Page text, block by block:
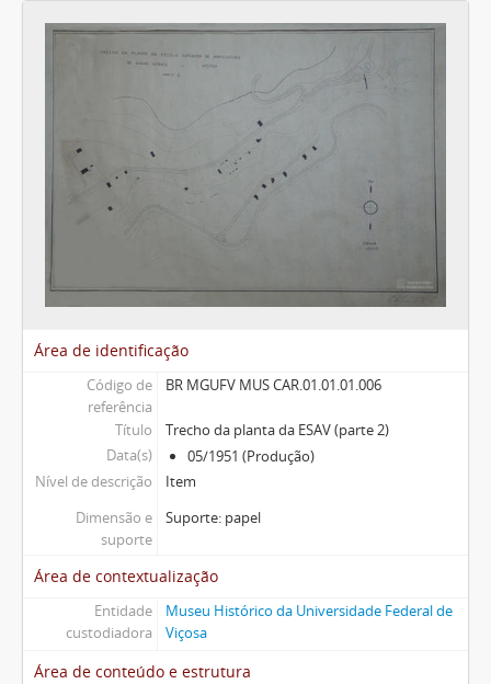
Área de identificação
Código de
referência
BR MGUFV MUS CAR.01.01.01.006
Título
Trecho da planta da ESAV (parte 2)
Data(s)
05/1951 (Produção)
Nível de descrição
Item
Dimensão e
suporte
Suporte: papel
Área de contextualização
Entidade
custodiadora
Museu Histórico da Universidade Federal de
Viçosa
Área de conteúdo e estrutura